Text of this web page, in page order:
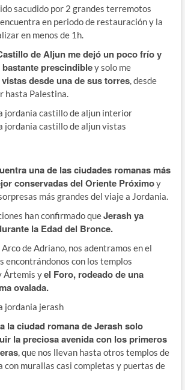
sacudido por 2 grandes terremotos
en periodo de restauración y la
en menos de 1h.
de Aljun me dejó un poco frío y
prescindibley solo me
desde una de sus torres, desde
hasta Palestina.
una de las ciudades romanas más
conservadas del Oriente Próximoy
más grandes del viaje a Jordania.
han confirmado queJerash ya
la Edad del Bronce.
de Adriano, nos adentramos en el
encontrándonos con los templos
Ártemis yel Foro, rodeado de una
ovalada.
la ciudad romana de Jerash solo
la preciosa avenida con los primeros
, que nos llevan hasta otros templos de
con murallas casi completas y puertas de